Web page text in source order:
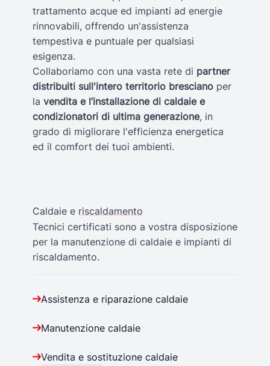
trattamento acque ed impianti ad energie
rinnovabili, offrendo un'assistenza
tempestiva e puntuale per qualsiasi
esigenza.
Collaboriamo con una vasta rete di partner
distribuiti sull'intero territorio bresciano per
la vendita e l’installazione di caldaie e
condizionatori di ultima generazione, in
grado di migliorare l'efficienza energetica
ed il comfort dei tuoi ambienti.
Caldaie e riscaldamento
Tecnici certificati sono a vostra disposizione
per la manutenzione di caldaie e impianti di
riscaldamento.
Assistenza e riparazione caldaie
Manutenzione caldaie
Vendita e sostituzione caldaie